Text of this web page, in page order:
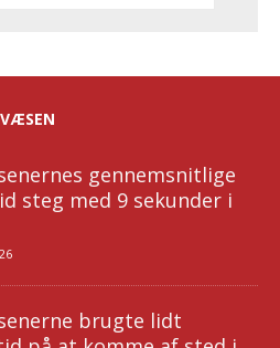
gennemsnitlige
steg med 9 sekunder i
brugte lidt